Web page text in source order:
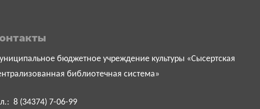
бюджетное учреждение культуры «Сысертская
библиотечная система»
8 (34374) 7-06-99